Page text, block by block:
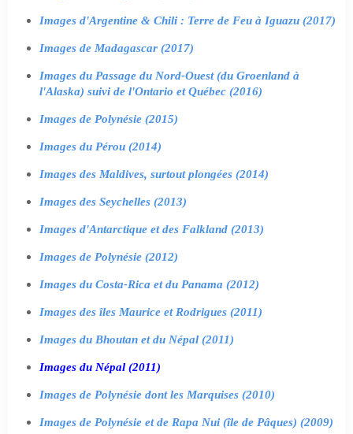
Images d'Argentine & Chili : Terre de Feu à Iguazu (2017)
Images de Madagascar (2017)
Images du Passage du Nord-Ouest (du Groenland à
l'Alaska) suivi de l'Ontario et Québec (2016)
Images de Polynésie (2015)
Images du Pérou (2014)
Images des Maldives, surtout plongées (2014)
Images des Seychelles (2013)
Images d'Antarctique et des Falkland (2013)
Images de Polynésie (2012)
Images du Costa-Rica et du Panama (2012)
Images des îles Maurice et Rodrigues (2011)
Images du Bhoutan et du Népal (2011)
Images du Népal (2011)
Images de Polynésie dont les Marquises (2010)
Images de Polynésie et de Rapa Nui (île de Pâques) (2009)